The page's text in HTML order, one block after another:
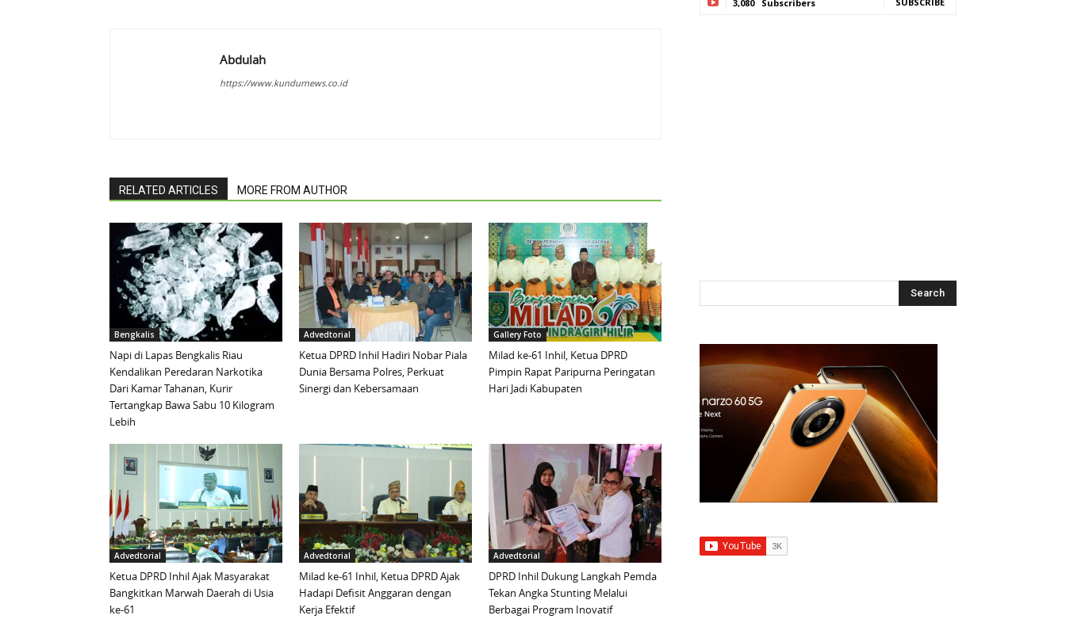
Abdulah
https://www.kundurnews.co.id
RELATED ARTICLES MORE FROM AUTHOR
Bengkalis
Napi di Lapas Bengkalis Riau
Kendalikan Peredaran Narkotika
Dari Kamar Tahanan, Kurir
Tertangkap Bawa Sabu 10 Kilogram
Lebih
Advedtorial
Ketua DPRD Inhil Hadiri Nobar Piala
Dunia Bersama Polres, Perkuat
Sinergi dan Kebersamaan
Gallery Foto
Milad ke-61 Inhil, Ketua DPRD
Pimpin Rapat Paripurna Peringatan
Hari Jadi Kabupaten
Advedtorial
Ketua DPRD Inhil Ajak Masyarakat
Bangkitkan Marwah Daerah di Usia
ke-61
Advedtorial
Milad ke-61 Inhil, Ketua DPRD Ajak
Hadapi Defisit Anggaran dengan
Kerja Efektif
Advedtorial
DPRD Inhil Dukung Langkah Pemda
Tekan Angka Stunting Melalui
Berbagai Program Inovatif
3,080 Subscribers